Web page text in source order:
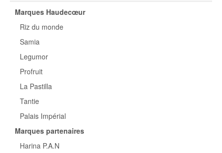
Marques Haudecœur
Riz du monde
Samia
Legumor
Profruit
La Pastilla
Tantie
Palais Impérial
Marques partenaires
Harina P.A.N